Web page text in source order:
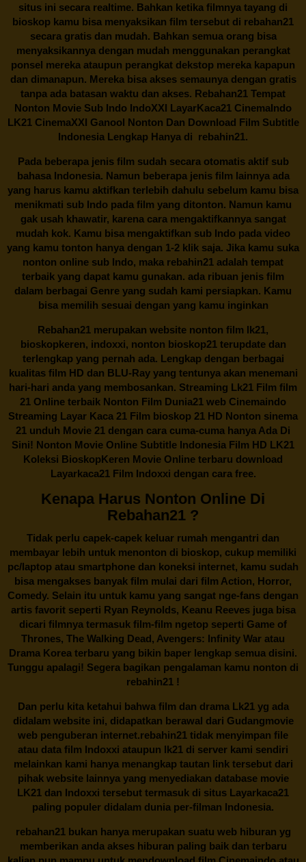
situs ini secara realtime. Bahkan ketika filmnya tayang di
bioskop kamu bisa menyaksikan film tersebut di rebahan21
secara gratis dan mudah. Bahkan semua orang bisa
menyaksikannya dengan mudah menggunakan perangkat
ponsel mereka ataupun perangkat dekstop mereka kapapun
dan dimanapun. Mereka bisa akses semaunya dengan gratis
tanpa ada batasan waktu dan akses. Rebahan21 Tempat
Nonton Movie Sub Indo IndoXXI LayarKaca21 CinemaIndo
LK21 CinemaXXI Ganool Nonton Dan Download Film Subtitle
Indonesia Lengkap Hanya di rebahin21.
Pada beberapa jenis film sudah secara otomatis aktif sub
bahasa Indonesia. Namun beberapa jenis film lainnya ada
yang harus kamu aktifkan terlebih dahulu sebelum kamu bisa
menikmati sub Indo pada film yang ditonton. Namun kamu
gak usah khawatir, karena cara mengaktifkannya sangat
mudah kok. Kamu bisa mengaktifkan sub Indo pada video
yang kamu tonton hanya dengan 1-2 klik saja. Jika kamu suka
nonton online sub Indo, maka rebahin21 adalah tempat
terbaik yang dapat kamu gunakan. ada ribuan jenis film
dalam berbagai Genre yang sudah kami persiapkan. Kamu
bisa memilih sesuai dengan yang kamu inginkan
Rebahan21 merupakan website nonton film lk21,
bioskopkeren, indoxxi, nonton bioskop21 terupdate dan
terlengkap yang pernah ada. Lengkap dengan berbagai
kualitas film HD dan BLU-Ray yang tentunya akan menemani
hari-hari anda yang membosankan. Streaming Lk21 Film film
21 Online terbaik Nonton Film Dunia21 web Cinemaindo
Streaming Layar Kaca 21 Film bioskop 21 HD Nonton sinema
21 unduh Movie 21 dengan cara cuma-cuma hanya Ada Di
Sini! Nonton Movie Online Subtitle Indonesia Film HD LK21
Koleksi BioskopKeren Movie Online terbaru download
Layarkaca21 Film Indoxxi dengan cara free.
Kenapa Harus Nonton Online Di
Rebahan21 ?
Tidak perlu capek-capek keluar rumah mengantri dan
membayar lebih untuk menonton di bioskop, cukup memiliki
pc/laptop atau smartphone dan koneksi internet, kamu sudah
bisa mengakses banyak film mulai dari film Action, Horror,
Comedy. Selain itu untuk kamu yang sangat nge-fans dengan
artis favorit seperti Ryan Reynolds, Keanu Reeves juga bisa
dicari filmnya termasuk film-film ngetop seperti Game of
Thrones, The Walking Dead, Avengers: Infinity War atau
Drama Korea terbaru yang bikin baper lengkap semua disini.
Tunggu apalagi! Segera bagikan pengalaman kamu nonton di
rebahin21 !
Dan perlu kita ketahui bahwa film dan dramaLk21yg ada
didalam website ini, didapatkan berawal dari Gudangmovie
web penguberan internet.rebahin21 tidak menyimpan file
atau data film Indoxxi ataupun lk21 di server kami sendiri
melainkan kami hanya menangkap tautan link tersebut dari
pihak website lainnya yang menyediakan database movie
LK21 dan Indoxxi tersebut termasuk di situs Layarkaca21
paling populer didalam dunia per-filman Indonesia.
rebahan21bukan hanya merupakan suatu web hiburan yg
memberikan anda akses hiburan paling baik dan terbaru